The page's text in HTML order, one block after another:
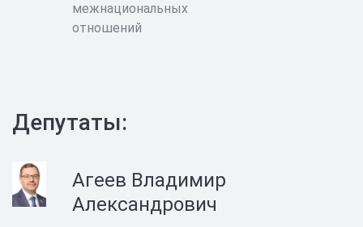
межнациональных
отношений
Депутаты:
Агеев Владимир
Александрович